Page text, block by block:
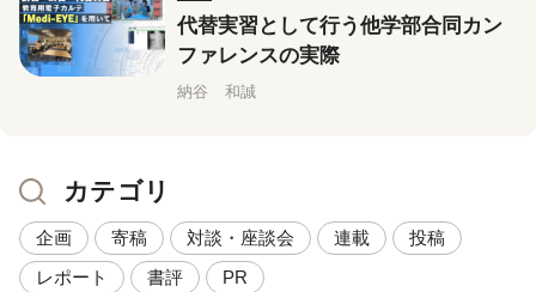
代替実習として行う他学部合同カン
ファレンスの実際
納谷 和誠
カテゴリ
企画 寄稿 対談・座談会 連載
投稿
レポート
書評 PR